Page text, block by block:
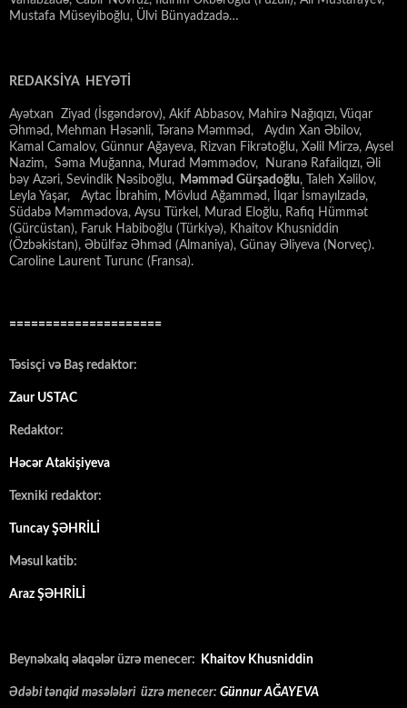
Mustafa Müseyiboğlu, Ülvi Bünyadzadə…
REDAKSİYA HEYƏTİ
Ayətxan Ziyad (İsgəndərov), Akif Abbasov, Mahirə Nağıqızı, Vüqar
Əhməd, Mehman Həsənli, Təranə Məmməd, Aydın Xan Əbilov,
Kamal Camalov, Günnur Ağayeva, Rizvan Fikrətoğlu, Xəlil Mirzə, Aysel
Nazim, Səma Muğanna, Murad Məmmədov, Nuranə Rafailqızı, Əli
bəy Azəri, Sevindik Nəsiboğlu, Məmməd Gürşadoğlu, Taleh Xəlilov,
Leyla Yaşar, Aytac İbrahim, Mövlud Ağamməd, İlqar İsmayılzadə,
Südabə Məmmədova, Aysu Türkel, Murad Eloğlu, Rafiq Hümmət
(Gürcüstan), Faruk Habiboğlu (Türkiyə), Khaitov Khusniddin
(Özbəkistan), Əbülfəz Əhməd (Almaniya), Günay Əliyeva (Norveç).
Caroline Laurent Turunc (Fransa).
=====================
Təsisçi və Baş redaktor:
Zaur USTAC
Redaktor:
Həcər Atakişiyeva
Texniki redaktor:
Tuncay ŞƏHRİLİ
Məsul katib:
Araz ŞƏHRİLİ
Beynəlxalq əlaqələr üzrə menecer: Khaitov Khusniddin
Ədəbi tənqid məsələləri üzrə menecer: Günnur AĞAYEVA